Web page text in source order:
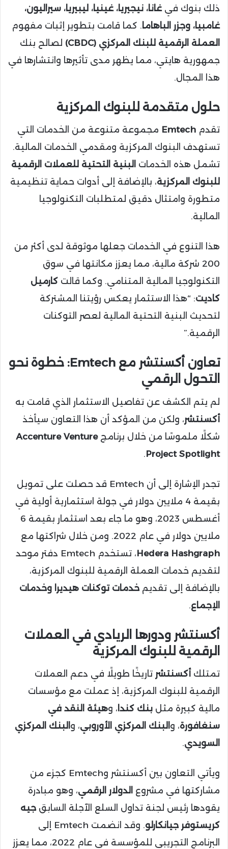
ذلك بنوك فيغانا، نيجيريا، غينيا، ليبيريا، سيراليون،
غامبيا، وجزر الباهاما . كما قامت بتطوير إثبات مفهوم
العملة الرقمية للبنك المركزي (CBDC)
لصالح بنك
جمهورية هايتي، مما يظهر مدى تأثيرها وانتشارها في
هذا المجال.
حلول متقدمة للبنوك المركزية
تقدم Emtech مجموعة متنوعة من الخدمات التي
تستهدف البنوك المركزية ومقدمي الخدمات المالية.
تشمل هذه الخدمات البنية التحتية للعملات الرقمية
للبنوك المركزية، بالإضافة إلى أدوات حماية تنظيمية
متطورة وامتثال دقيق لمتطلبات التكنولوجيا
المالية.
هذا التنوع في الخدمات جعلها موثوقة لدى أكثر من
200 شركة مالية، مما يعزز مكانتها في سوق
التكنولوجيا المالية المتنامي. وكما قالت كارميل
كاديت: “هذا الاستثمار يعكس رؤيتنا المشتركة
لتحديث البنية التحتية المالية لعصر التوكنات
الرقمية.”
تعاون أكسنتشر مع Emtech: خطوة نحو
التحول الرقمي
لم يتم الكشف عن تفاصيل الاستثمار الذي قامت به
أكسنتشر، ولكن من المؤكد أن هذا التعاون سيأخذ
شكلًا ملموسًا من خلال برنامجAccenture Venture
Project Spotlight
.
تجدر الإشارة إلى أن Emtech قد حصلت على تمويل
بقيمة 4 ملايين دولار في جولة استثمارية أولية في
أغسطس 2023، وهو ما جاء بعد استثمار بقيمة 6
ملايين دولار في عام 2022. ومن خلال شراكتها مع
Hedera Hashgraph
، تستخدم Emtech دفتر موحد
لتقديم خدمات العملة الرقمية للبنوك المركزية،
بالإضافة إلى تقديم خدمات توكنات هيديرا وخدمات
الإجماع.
أكسنتشر ودورها الريادي في العملات
الرقمية للبنوك المركزية
تمتلك أكسنتشر تاريخًا طويلًا في دعم العملات
الرقمية للبنوك المركزية، إذ عملت مع مؤسسات
مالية كبيرة مثل بنك كندا ، وهيئة النقد في
سنغافورة، و البنك المركزي الأوروبي، و البنك المركزي
السويدي.
ويأتي التعاون بين أكسنتشر وEmtech كجزء من
مشاركتها في مشروع الدولار الرقمي، وهو مبادرة
يقودها رئيس لجنة تداول السلع الآجلة السابق جيه
كريستوفر جيانكارلو
. وقد انضمت Emtech إلى
البرنامج التجريبي للمؤسسة في عام 2022، مما يعزز